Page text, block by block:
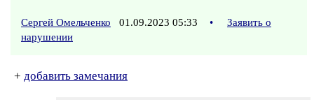
Сергей Омельченко 01.09.2023 05:33 •
Заявить о
нарушении
+ добавить замечания